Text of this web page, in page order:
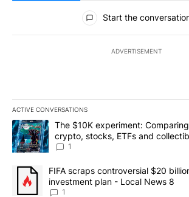
All Comments
Start the
ADVERTISEMENT
ACTIVE CONVERSATIONS
The following is a list of the most
A trending article titled "The $10K
The $10K experiment:
crypto, stocks, ETFs and
8
1
A trending article titled "FIFA scraps
FIFA scraps controversial $20
investment plan - Local News 8
1